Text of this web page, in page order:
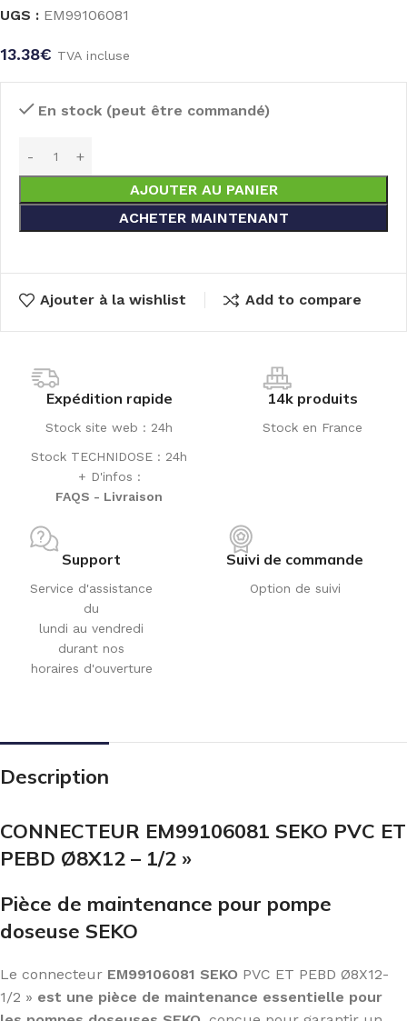
UGS : EM99106081
13.38€ TVA incluse
En stock (peut être commandé)
AJOUTER AU PANIER
ACHETER MAINTENANT
Ajouter à la wishlist Add to compare
Expédition rapide
Stock site web : 24h
Stock TECHNIDOSE : 24h
+ D'infos :
FAQS - Livraison
14k produits
Stock en France
Support
Service d'assistance
du
lundi au vendredi
durant nos
horaires d'ouverture
Suivi de commande
Option de suivi
Description
CONNECTEUR EM99106081 SEKO PVC ET
PEBD Ø8X12 – 1/2 »
Pièce de maintenance pour pompe
doseuse SEKO
Le connecteur EM99106081 SEKO PVC ET PEBD Ø8X12-
1/2 » est une pièce de maintenance essentielle pour